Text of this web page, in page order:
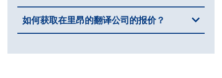
如何获取在里昂的翻译公司的报价？